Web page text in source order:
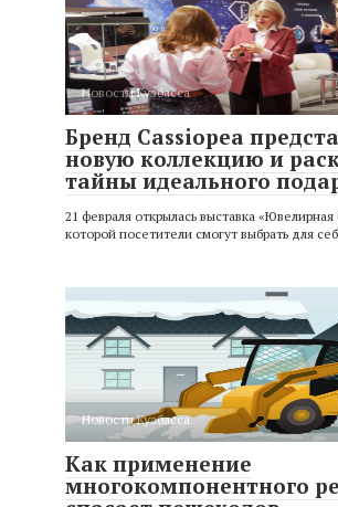
Новости Кузбасса
Бренд Cassiopea
новую коллекцию и
тайны идеального
21 февраля открылась выставка «Ювелирная
которой посетители смогут выбрать для
Новости Кузбасса
Как применение
многокомпонентного